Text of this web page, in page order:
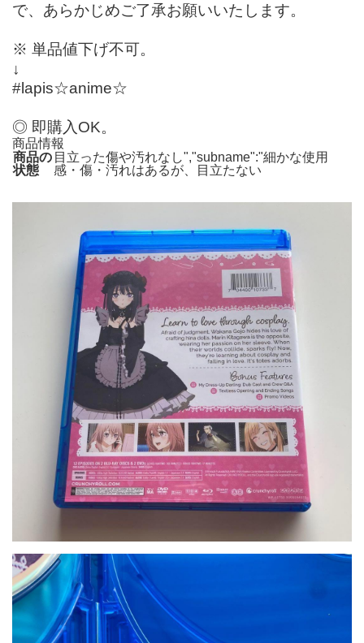
で、あらかじめご了承お願いいたします。
※ 単品値下げ不可。
↓
#lapis☆anime☆
◎ 即購入OK。
商品情報
商品の
状態
目立った傷や汚れなし","subname":"細かな使用
感・傷・汚れはあるが、目立たない